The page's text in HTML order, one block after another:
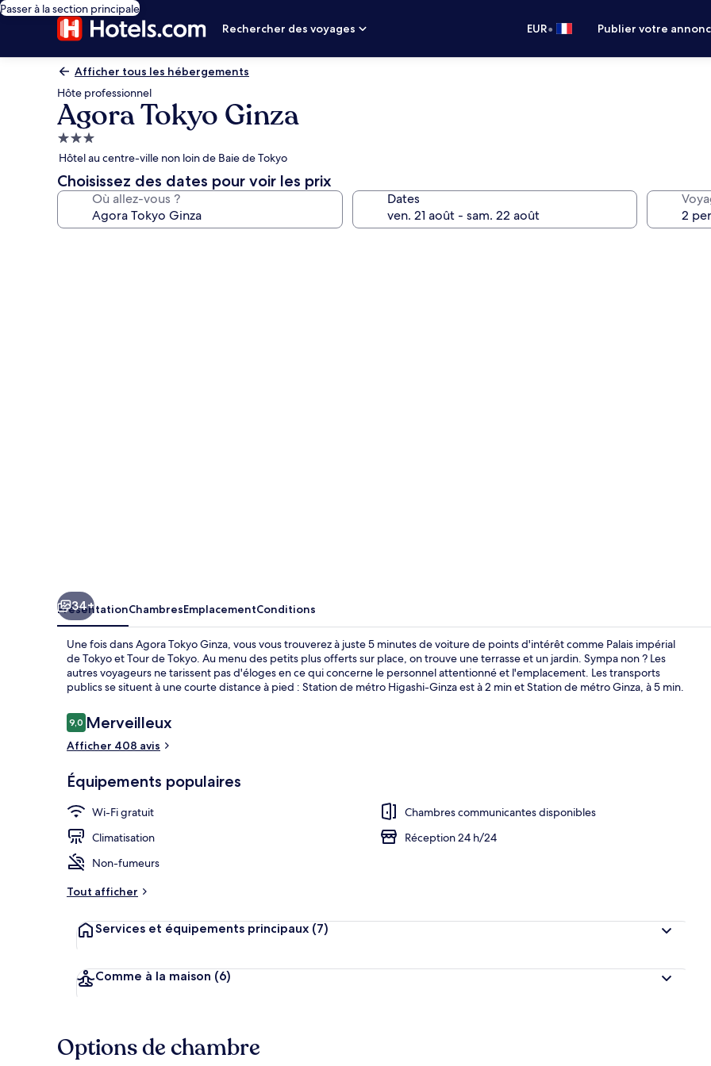
Passer à la section principale
Rechercher des voyages
EUR• Publier votre
Afficher tous les hébergements
Hôte professionnel
Agora Tokyo Ginza
Hébergement
3.0 étoiles
Hôtel au centre-ville non loin de Baie de Tokyo
Choisissez des dates pour voir les prix
Où allez-vous ? Dates
Réception
34+
PrésentationChambresEmplacementConditions
Une fois dans Agora Tokyo Ginza, vous vous trouverez à juste 5 minutes de voiture de points d'intérêt comme Palais impérial
de Tokyo et Tour de Tokyo. Au menu des petits plus offerts sur place, on trouve une terrasse et un jardin. Sympa non ? Les
autres voyageurs ne tarissent pas d'éloges en ce qui concerne le personnel attentionné et l'emplacement. Les transports
publics se situent à une courte distance à pied : Station de métro Higashi-Ginza est à 2 min et Station de métro Ginza, à 5 min.
Avis
voyageurs
9,09,0 sur 10
Merveilleux
Afficher 408 avis
Équipements populaires
Wi-Fi gratuit
Chambres communicantes disponibles
Climatisation
Réception 24 h/24
Non-fumeurs
Tout afficher
Services et équipements principaux (7)
Comme à la maison (6)
Options de chambre